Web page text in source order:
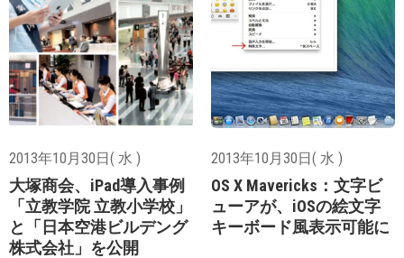
2013年10月30日( 水 )
大塚商会、iPad導入事例
「立教学院 立教小学校」
と「日本空港ビルデング
株式会社」を公開
2013年10月30日( 水 )
OS X Mavericks：文字ビ
ューアが、iOSの絵文字
キーボード風表示可能に